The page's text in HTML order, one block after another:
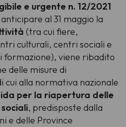
e urgente n. 12/2021
al 31 maggio la
(tra cui fiere,
culturali, centri sociali e
viene ribadito
delle misure di
cui alla normativa nazionale
per la riapertura delle
, predisposte dalla
e delle Province